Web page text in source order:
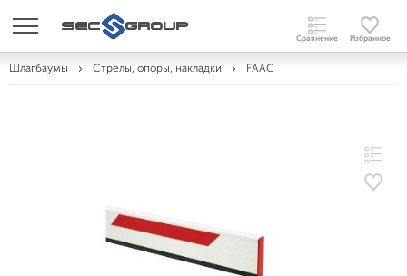
Шлагбаумы Стрелы, опоры, накладки FAAC